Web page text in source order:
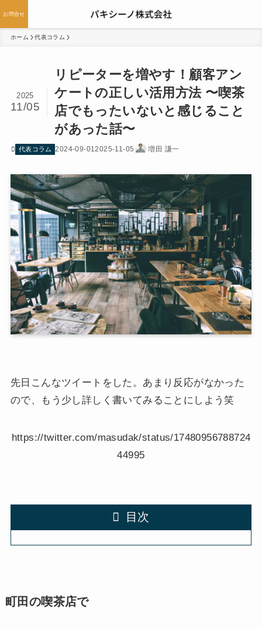
お問合せ
ホーム 代表コラム
リピーターを増やす！顧客アン
ケートの正しい活用方法 〜喫茶
店でもったいないと感じること
があった話〜
2025
11/05
代表コラム 2024-09-01 2025-11-05 増田 謙一
先日こんなツイートをした。あまり反応がなかった
ので、もう少し詳しく書いてみることにしよう笑
https://twitter.com/masudak/status/17480956788724
44995
目次
町田の喫茶店で